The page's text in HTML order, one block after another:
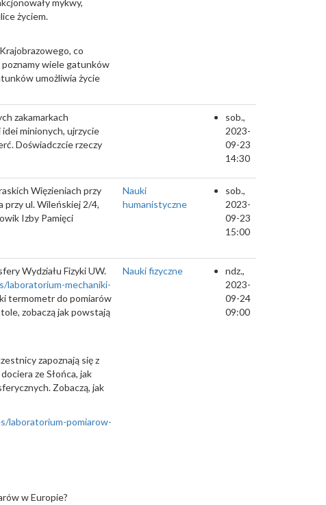
mykwy,
życiem.
co
poznamy wiele gatunków
umożliwia życie
zakamarkach
minionych, ujrzycie
Doświadczcie rzeczy
sob.,
2023-
09-23
14:30
Więzieniach przy
przy ul. Wileńskiej 2/4,
Izby Pamięci
Nauki
humanistyczne
sob.,
2023-
09-23
15:00
Wydziału Fizyki UW.
mechaniki-
termometr do pomiarów
zobaczą jak powstają
zapoznają się z
ze Słońca, jak
Zobaczą, jak
laboratorium-pomiarow-
w Europie?
Nauki fizyczne
ndz.,
2023-
09-24
09:00